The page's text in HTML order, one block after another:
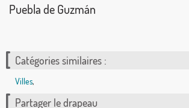
Puebla de Guzmán
Catégories similaires :
Villes,
Partager le drapeau